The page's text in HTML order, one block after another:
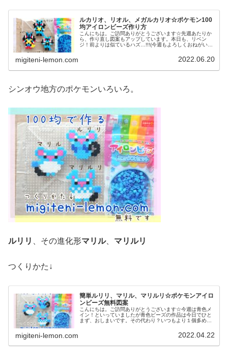
ルカリオ、リオル、メガルカリオ☆ポケモン100
均アイロンビーズ作り方
こんにちは。ご訪問ありがとうございます☆先週あたりか
ら、作り直し図案もアップしています。本日も、リベン
ジ！前よりは似ているハズ…!!!(今週もよろしくおねがいし
migiteni-lemon.com 2022.06.20
シンオウ地方のポケモンいろいろ。
ルリリ 、その進化形マリル、 マリルリ
つくりかた↓
簡単ルリリ、マリル、マリルリ☆ポケモンアイロ
ンビーズ無料図案
こんにちは。ご訪問ありがとうございます☆今週は青色メ
イン！といっていましたが青色ビーズの作品は今日でひと
まず、おしまいです。その代わり？いつもより１個多めに
migiteni-lemon.com 2022.04.22